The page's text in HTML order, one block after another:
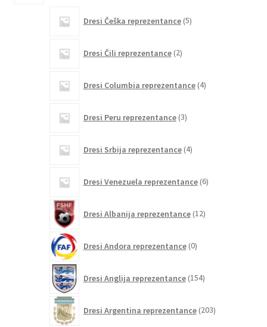
Dresi Češka reprezentance 5izdelkov
Dresi Čili reprezentance 2izdelka
Dresi Columbia reprezentance 4izdelki
Dresi Peru reprezentance 3izdelki
Dresi Srbija reprezentance 4izdelki
Dresi Venezuela reprezentance 6izdelkov
Dresi Albanija reprezentance 12izdelkov
Dresi Andora reprezentance 0izdelkov
Dresi Anglija reprezentance 154izdelkov
Dresi Argentina reprezentance 203izdelki